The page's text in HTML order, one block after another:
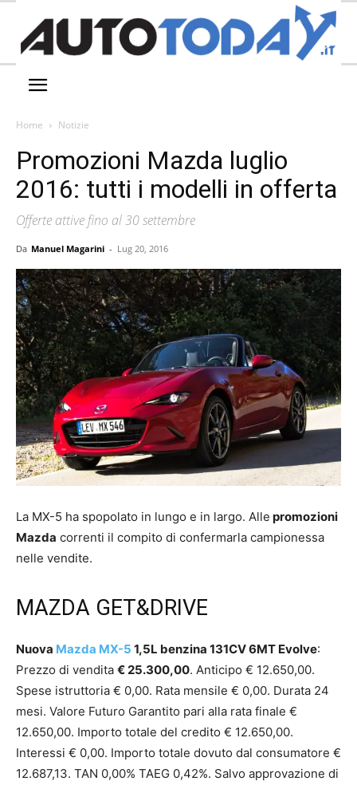
Home Notizie
Promozioni Mazda luglio
2016: tutti i modelli in offerta
Offerte attive fino al 30 settembre
Da Manuel Magarini - Lug 20, 2016
La MX-5 ha spopolato in lungo e in largo. Alle promozioni
Mazda correnti il compito di confermarla campionessa
nelle vendite.
MAZDA GET&DRIVE
Nuova Mazda MX-5 1,5L benzina 131CV 6MT Evolve:
Prezzo di vendita € 25.300,00. Anticipo € 12.650,00.
Spese istruttoria € 0,00. Rata mensile € 0,00. Durata 24
mesi. Valore Futuro Garantito pari alla rata finale €
12.650,00. Importo totale del credito € 12.650,00.
Interessi € 0,00. Importo totale dovuto dal consumatore €
12.687,13. TAN 0,00% TAEG 0,42%. Salvo approvazione di